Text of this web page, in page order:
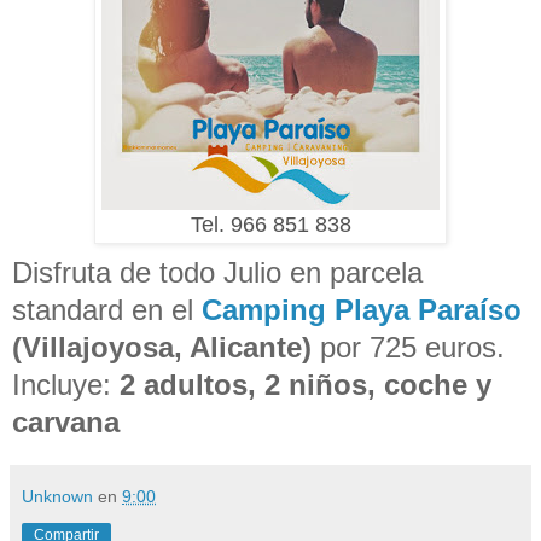
Tel. 966 851 838
Disfruta de todo Julio en parcela
standard en el Camping Playa Paraíso
(Villajoyosa, Alicante) por 725 euros.
Incluye: 2 adultos, 2 niños, coche y
carvana
Unknown en 9:00
Compartir